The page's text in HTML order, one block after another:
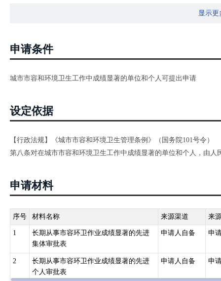
显示更
申请条件
城市市容和环境卫生工作中成绩显著的单位和个人可提出申请
设定依据
【行政法规】《城市市容和环境卫生管理条例》（国务院101号令）
第八条对在城市市容和环境卫生工作中成绩显著的单位和个人，由人
申请材料
序号 材料名称 来源渠道 来
1
长期从事市容环卫作业成绩显著的先进
集体审批表
申请人自备 申
2
长期从事市容环卫作业成绩显著的先进
个人审批表
申请人自备 申